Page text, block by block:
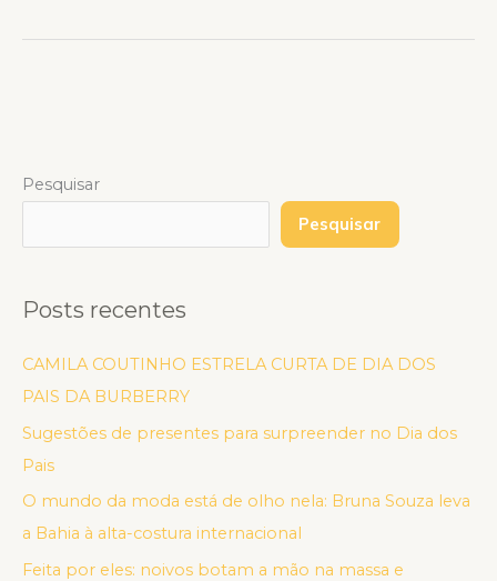
Pesquisar
Pesquisar
Posts recentes
CAMILA COUTINHO ESTRELA CURTA DE DIA DOS
PAIS DA BURBERRY
Sugestões de presentes para surpreender no Dia dos
Pais
O mundo da moda está de olho nela: Bruna Souza leva
a Bahia à alta-costura internacional
Feita por eles: noivos botam a mão na massa e